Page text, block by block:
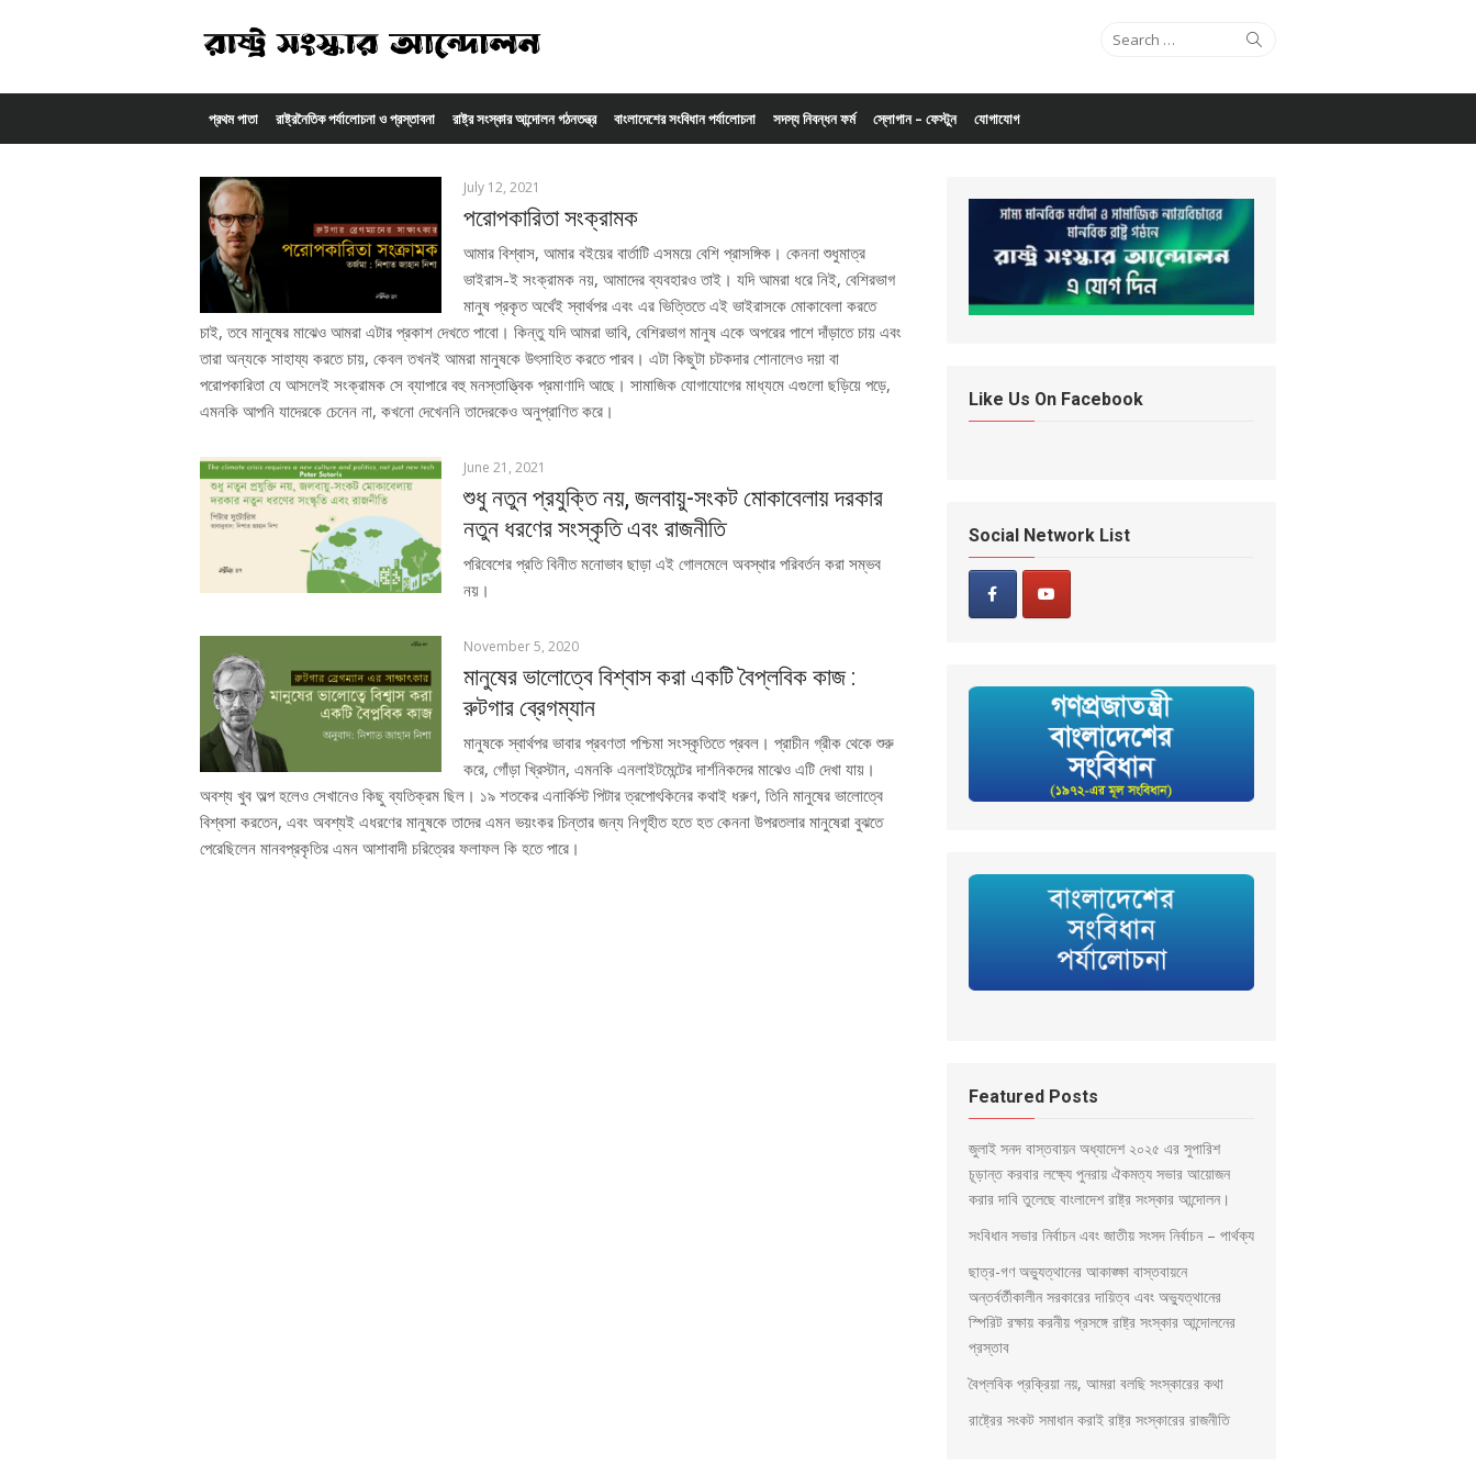
Search for:
প্রথম পাতা রাষ্ট্রনৈতিক পর্যালোচনা ও প্রস্তাবনা রাষ্ট্র সংস্কার আন্দোলন গঠনতন্ত্র বাংলাদেশের সংবিধান পর্যালোচনা সদস্য নিবন্ধন ফর্ম স্লোগান – ফেস্টুন যোগাযোগ
July 12, 2021
পরোপকারিতা সংক্রামক
আমার বিশ্বাস, আমার বইয়ের বার্তাটি এসময়ে বেশি প্রাসঙ্গিক। কেননা শুধুমাত্র
ভাইরাস-ই সংক্রামক নয়, আমাদের ব্যবহারও তাই। যদি আমরা ধরে নিই, বেশিরভাগ
মানুষ প্রকৃত অর্থেই স্বার্থপর এবং এর ভিত্তিতে এই ভাইরাসকে মোকাবেলা করতে
চাই, তবে মানুষের মাঝেও আমরা এটার প্রকাশ দেখতে পাবো। কিন্তু যদি আমরা ভাবি, বেশিরভাগ মানুষ একে অপরের পাশে দাঁড়াতে চায় এবং
তারা অন্যকে সাহায্য করতে চায়, কেবল তখনই আমরা মানুষকে উৎসাহিত করতে পারব। এটা কিছুটা চটকদার শোনালেও দয়া বা
পরোপকারিতা যে আসলেই সংক্রামক সে ব্যাপারে বহু মনস্তাত্ত্বিক প্রমাণাদি আছে। সামাজিক যোগাযোগের মাধ্যমে এগুলো ছড়িয়ে পড়ে,
এমনকি আপনি যাদেরকে চেনেন না, কখনো দেখেননি তাদেরকেও অনুপ্রাণিত করে।
June 21, 2021
শুধু নতুন প্রযুক্তি নয়, জলবায়ু-সংকট মোকাবেলায় দরকার
নতুন ধরণের সংস্কৃতি এবং রাজনীতি
পরিবেশের প্রতি বিনীত মনোভাব ছাড়া এই গোলমেলে অবস্থার পরিবর্তন করা সম্ভব
নয়।
November 5, 2020
মানুষের ভালোত্বে বিশ্বাস করা একটি বৈপ্লবিক কাজ :
রুটগার ব্রেগম্যান
মানুষকে স্বার্থপর ভাবার প্রবণতা পশ্চিমা সংস্কৃতিতে প্রবল। প্রাচীন গ্রীক থেকে শুরু
করে, গোঁড়া খ্রিস্টান, এমনকি এনলাইটমেন্টের দার্শনিকদের মাঝেও এটি দেখা যায়।
অবশ্য খুব অল্প হলেও সেখানেও কিছু ব্যতিক্রম ছিল। ১৯ শতকের এনার্কিস্ট পিটার ত্রপোৎকিনের কথাই ধরুণ, তিনি মানুষের ভালোত্বে
বিশ্বসা করতেন, এবং অবশ্যই এধরণের মানুষকে তাদের এমন ভয়ংকর চিন্তার জন্য নিগৃহীত হতে হত কেননা উপরতলার মানুষেরা বুঝতে
পেরেছিলেন মানবপ্রকৃতির এমন আশাবাদী চরিত্রের ফলাফল কি হতে পারে।
Like Us On Facebook
Social Network List
Featured Posts
জুলাই সনদ বাস্তবায়ন অধ্যাদেশ ২০২৫ এর সুপারিশ
চূড়ান্ত করবার লক্ষ্যে পুনরায় ঐকমত্য সভার আয়োজন
করার দাবি তুলেছে বাংলাদেশ রাষ্ট্র সংস্কার আন্দোলন।
সংবিধান সভার নির্বাচন এবং জাতীয় সংসদ নির্বাচন – পার্থক্য
ছাত্র-গণ অভ্যুত্থানের আকাঙ্ক্ষা বাস্তবায়নে
অন্তর্বর্তীকালীন সরকারের দায়িত্ব এবং অভ্যুত্থানের
স্পিরিট রক্ষায় করনীয় প্রসঙ্গে রাষ্ট্র সংস্কার আন্দোলনের
প্রস্তাব
বৈপ্লবিক প্রক্রিয়া নয়, আমরা বলছি সংস্কারের কথা
রাষ্ট্রের সংকট সমাধান করাই রাষ্ট্র সংস্কারের রাজনীতি